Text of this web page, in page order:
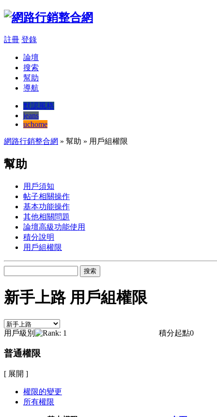
註冊 登錄
論壇
搜索
幫助
導航
默認風格
jeans
uchome
網路行銷整合網 » 幫助 » 用戶組權限
幫助
用戶須知
帖子相關操作
基本功能操作
其他相關問題
論壇高級功能使用
積分說明
用戶組權限
搜索
新手上路 用戶組權限
用戶級別 積分起點0
普通權限
[ 展開 ]
權限的變更
所有權限